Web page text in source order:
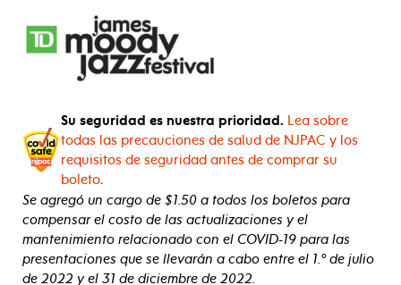
Su seguridad es nuestra prioridad. Lea sobre
todas las precauciones de salud de NJPAC y los
requisitos de seguridad antes de comprar su
boleto.
Se agregó un cargo de $1.50 a todos los boletos para
compensar el costo de las actualizaciones y el
mantenimiento relacionado con el COVID-19 para las
presentaciones que se llevarán a cabo entre el 1.º de julio
de 2022 y el 31 de diciembre de 2022.